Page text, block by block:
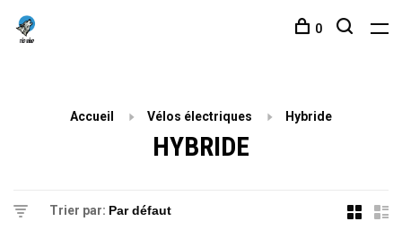
0
Accueil Vélos électriques Hybride
HYBRIDE
Trier par: